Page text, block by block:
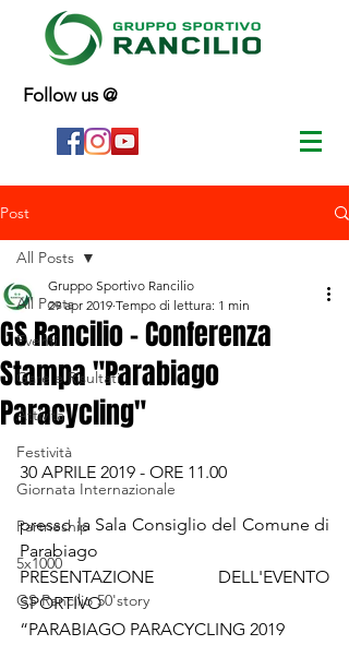
Follow us @
Post
All Posts
Eventi
Gare e Risultati
Attività
Festività
Giornata Internazionale
Partneship
5x1000
GS Rancilio 50'story
All Posts
GS Rancilio - Conferenza
Stampa "Parabiago
Paracycling"
Gruppo Sportivo Rancilio
29 apr 2019 Tempo di lettura: 1 min
30 APRILE 2019 - ORE 11.00
presso la Sala Consiglio del Comune di
Parabiago
PRESENTAZIONE DELL'EVENTO
SPORTIVO
“PARABIAGO PARACYCLING 2019